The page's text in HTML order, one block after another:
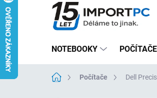
NOTEBOOKY POČÍTAČE
Domů Počítače Dell